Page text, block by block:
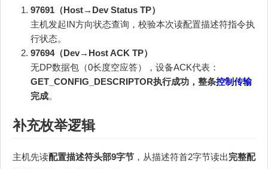
97691（Host→Dev Status TP）
主机发起IN方向状态查询，校验本次读配置描述符指令执
行状态。
97694（Dev→Host ACK TP）
无DP数据包（0长度空应答），设备ACK代表：
GET_CONFIG_DESCRIPTOR执行成功，整条控制传输
完成。
补充枚举逻辑
主机先读配置描述符头部9字节 ，从描述符首2字节读出完整配